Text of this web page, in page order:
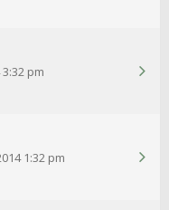
pm
1:32 pm